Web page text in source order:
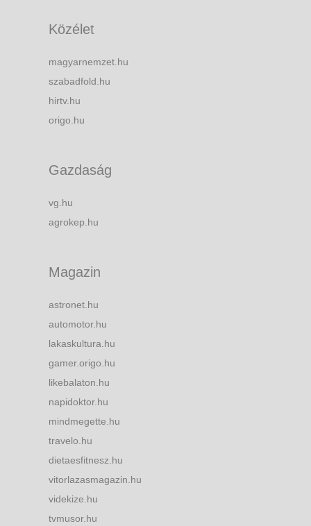
Közélet
magyarnemzet.hu
szabadfold.hu
hirtv.hu
origo.hu
Gazdaság
vg.hu
agrokep.hu
Magazin
astronet.hu
automotor.hu
lakaskultura.hu
gamer.origo.hu
likebalaton.hu
napidoktor.hu
mindmegette.hu
travelo.hu
dietaesfitnesz.hu
vitorlazasmagazin.hu
videkize.hu
tvmusor.hu